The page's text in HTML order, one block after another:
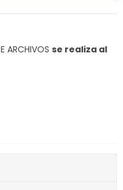
ARCHIVOS se realiza al